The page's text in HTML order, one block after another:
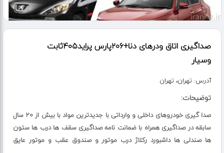
صداگیری اتاق ودرهای دنا+۲۰۶پارس پراید۴۰۵ثابت
وسیار
آدرس: تهران، تهران
توضیحات:
صدا گیری خودروهای داخلی و وارداتی با جدیدترین مواد با بیش از ۲۰ سال
سابقه در صداگیری همراه با ضمانت نامه صداگیری سقف ها درب ها ستون
ها صندلی ها داشبورد رکلاژ درب موتور و صندوق عقب و موتور عایق